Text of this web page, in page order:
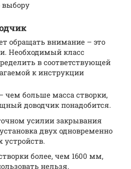
выбору
обращать внимание – это
Необходимый класс
в соответствующей
к инструкции
чем больше масса створки,
доводчик понадобится.
усилии закрывания
двух одновременно
более, чем 1600 мм,
нельзя.